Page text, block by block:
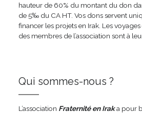
hauteur de 60% du montant du don
de 5‰ du CA HT. Vos dons servent
financer les projets en Irak. Les voyages
des membres de l’association sont à
Qui sommes-nous ?
L’association Fraternité en Iraka pour